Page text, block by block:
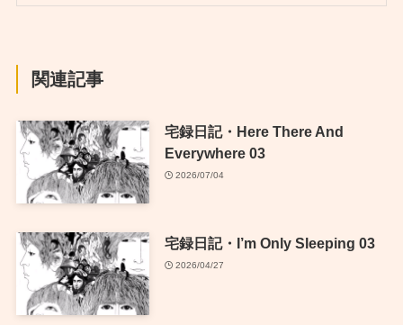
関連記事
宅録日記・Here There And
Everywhere 03
2026/07/04
宅録日記・I’m Only Sleeping 03
2026/04/27